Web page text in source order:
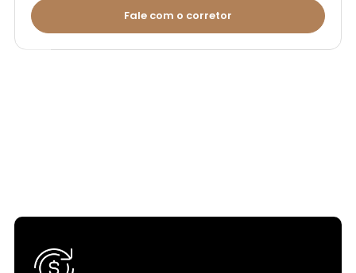
Fale com o corretor